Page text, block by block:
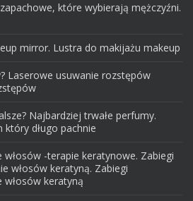
które wybierają mężczyźni.
mirror. Lustra do makijażu makeup
Laserowe usuwanie rozstępów
Najbardziej trwałe perfumy.
który długo pachnie
-terapie keratynowe. Zabiegi
włosów keratyną. Zabiegi
włosów keratyną